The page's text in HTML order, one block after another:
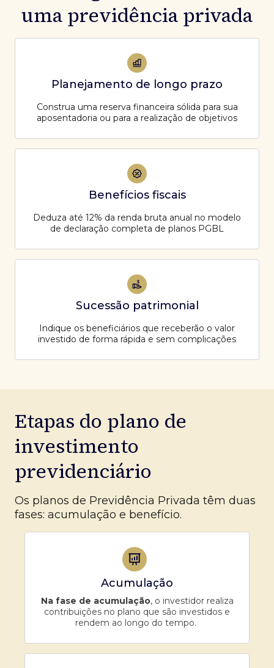
uma previdência privada
Planejamento de longo prazo
Construa uma reserva financeira sólida para sua
aposentadoria ou para a realização de objetivos
Benefícios fiscais
Deduza até 12% da renda bruta anual no modelo
de declaração completa de planos PGBL
Sucessão patrimonial
Indique os beneficiários que receberão o valor
investido de forma rápida e sem complicações
Etapas do plano de
investimento
previdenciário
Os planos de Previdência Privada têm duas
fases: acumulação e benefício.
Acumulação
Na fase de acumulação, o investidor realiza
contribuições no plano que são investidos e
rendem ao longo do tempo.